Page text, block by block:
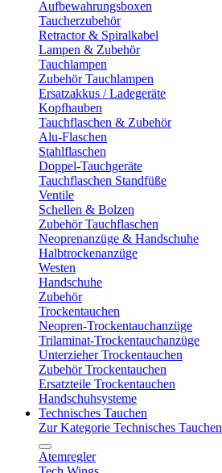
Aufbewahrungsboxen
Taucherzubehör
Retractor & Spiralkabel
Lampen & Zubehör
Tauchlampen
Zubehör Tauchlampen
Ersatzakkus / Ladegeräte
Kopfhauben
Tauchflaschen & Zubehör
Alu-Flaschen
Stahlflaschen
Doppel-Tauchgeräte
Tauchflaschen Standfüße
Ventile
Schellen & Bolzen
Zubehör Tauchflaschen
Neoprenanzüge & Handschuhe
Halbtrockenanzüge
Westen
Handschuhe
Zubehör
Trockentauchen
Neopren-Trockentauchanzüge
Trilaminat-Trockentauchanzüge
Unterzieher Trockentauchen
Zubehör Trockentauchen
Ersatzteile Trockentauchen
Handschuhsysteme
Technisches Tauchen
Zur Kategorie Technisches Tauchen
Atemregler